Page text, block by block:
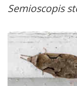
Semioscopis